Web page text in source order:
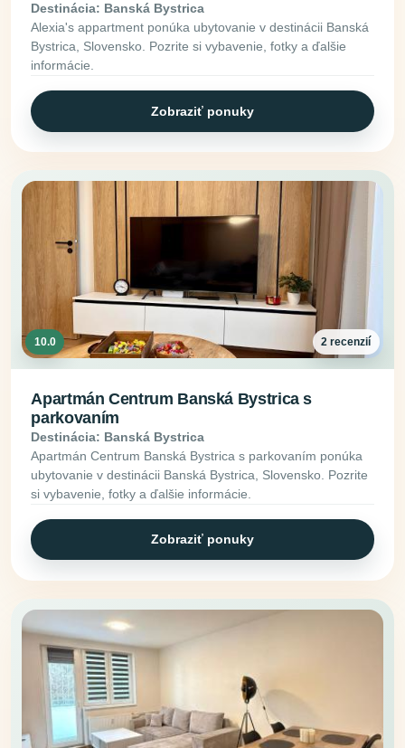
Destinácia: Banská Bystrica
Alexia's appartment ponúka ubytovanie v destinácii Banská
Bystrica, Slovensko. Pozrite si vybavenie, fotky a ďalšie
informácie.
Zobraziť ponuky
10.0 2 recenzií
Apartmán Centrum Banská Bystrica s
parkovaním
Destinácia: Banská Bystrica
Apartmán Centrum Banská Bystrica s parkovaním ponúka
ubytovanie v destinácii Banská Bystrica, Slovensko. Pozrite
si vybavenie, fotky a ďalšie informácie.
Zobraziť ponuky